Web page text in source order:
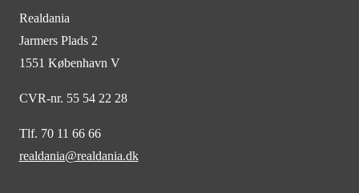
16.00.
Find pressefotos her:
EPjawPYWkt6gaV8rcJD-Qa?dl=0
Om KasperBrejnholt Bak
Kasper Brejnholt Bak er seniorbyplanlægger i
Realdania
Jarmers Plads 2
1551 København V
CVR-nr. 55 54 22 28
Tlf. 70 11 66 66
realdania@realdania.dk